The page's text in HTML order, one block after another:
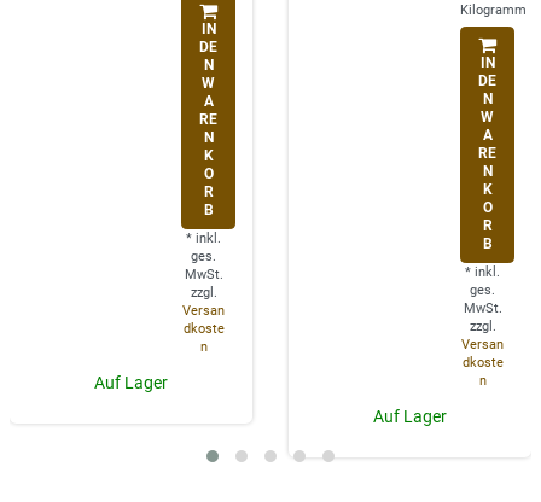
IN
DE
N
W
A
RE
N
K
O
R
B
* inkl.
ges.
MwSt.
zzgl.
Versan
dkoste
n
Auf Lager
Kilogramm
IN
DE
N
W
A
RE
N
K
O
R
B
* inkl.
ges.
MwSt.
zzgl.
Versan
dkoste
n
Auf Lager